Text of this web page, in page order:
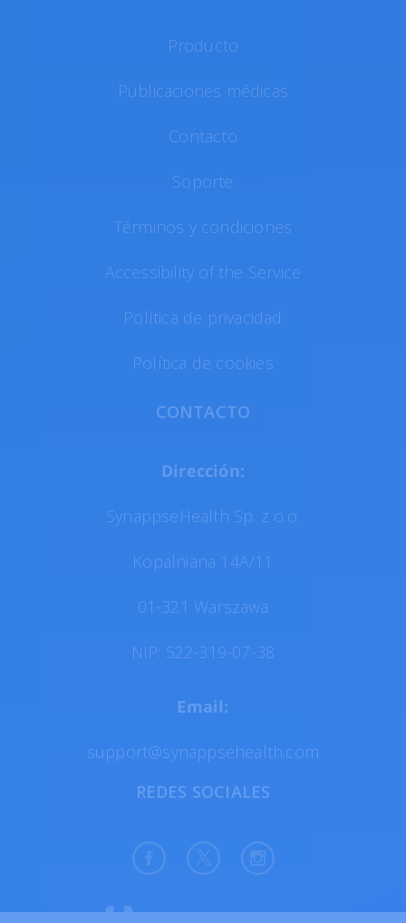
Producto
Publicaciones médicas
Contacto
Soporte
Términos y condiciones
Accessibility of the Service
Política de privacidad
Política de cookies
CONTACTO
Dirección:
SynappseHealth Sp. z o.o.
Kopalniana 14A/11
01-321 Warszawa
NIP: 522-319-07-38
Email:
support@synappsehealth.com
REDES SOCIALES